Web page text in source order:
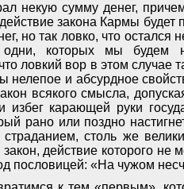
некую сумму денег,
закона Кармы
но так ловко, что
одни, которых мы будем
ловкий вор в этом случае
нелепое и абсурдное
всякого смысла,
избег карающей руки
рано или поздно
столь же
действие которого не
пословицей: «На чужом